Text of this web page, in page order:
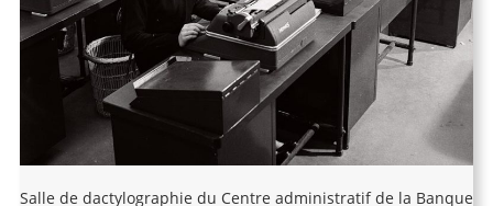
Salle de dactylographie du Centre administratif de la Banque